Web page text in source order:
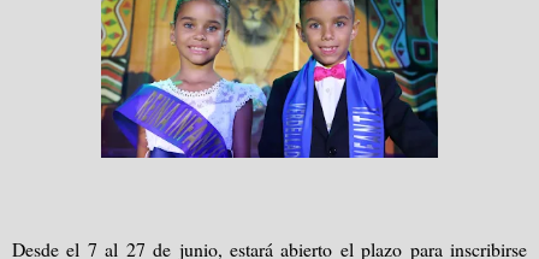
Desde el 7 al 27 de junio, estará abierto el plazo para inscribirse